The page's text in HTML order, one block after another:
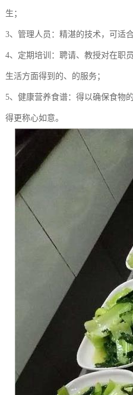
生；
3、管理人员：精湛的技术，可适
4、定期培训：聘请、教授对在职
生活方面得到的、的服务；
5、健康营养食谱：得以确保食物
得更称心如意。